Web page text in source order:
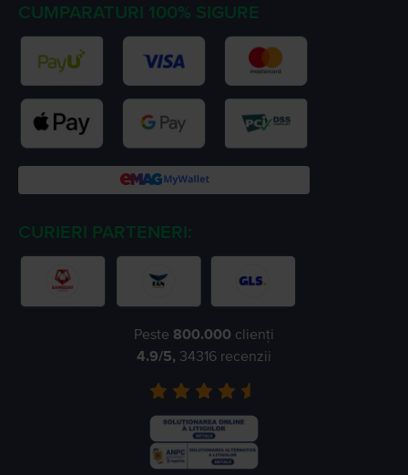
CUMPARATURI 100% SIGURE
CURIERI PARTENERI:
Peste 800.000 clienți
4.9/5, 34316 recenzii